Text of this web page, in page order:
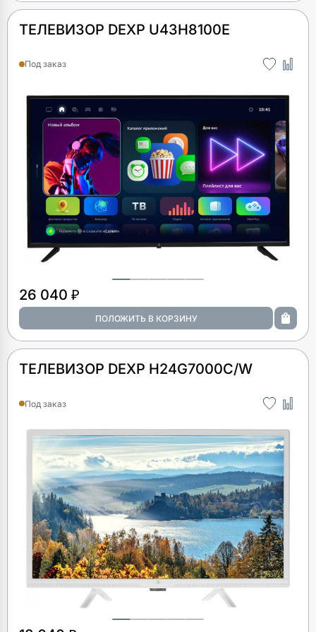
ТЕЛЕВИЗОР DEXP U43H8100E
Под заказ
26 040 ₽
ТЕЛЕВИЗОР DEXP H24G7000C/W
Под заказ